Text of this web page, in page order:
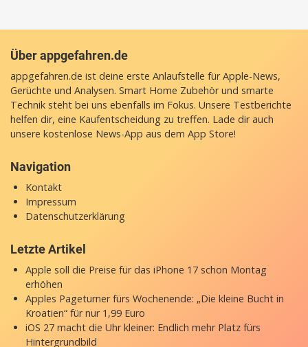
Über appgefahren.de
appgefahren.de ist deine erste Anlaufstelle für Apple-News,
Gerüchte und Analysen. Smart Home Zubehör und smarte
Technik steht bei uns ebenfalls im Fokus. Unsere Testberichte
helfen dir, eine Kaufentscheidung zu treffen. Lade dir auch
unsere kostenlose News-App aus dem App Store!
Navigation
Kontakt
Impressum
Datenschutzerklärung
Letzte Artikel
Apple soll die Preise für das iPhone 17 schon Montag
erhöhen
Apples Pageturner fürs Wochenende: „Die kleine Bucht in
Kroatien“ für nur 1,99 Euro
iOS 27 macht die Uhr kleiner: Endlich mehr Platz fürs
Hintergrundbild